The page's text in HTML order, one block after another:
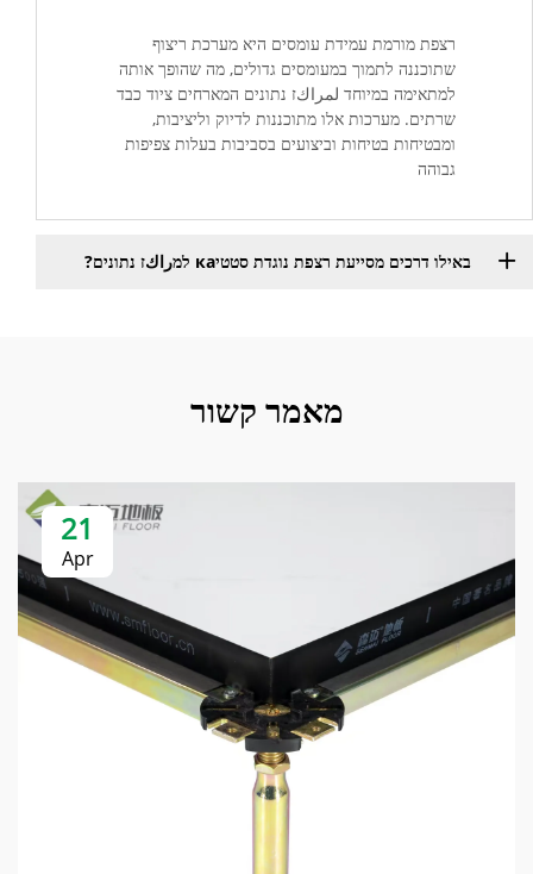
רצפת מורמת עמידת עומסים היא מערכת ריצוף
שתוכננה לתמוך במעומסים גדולים, מה שהופך אותה
למתאימה במיוחד لمراكז נתונים המארחים ציוד כבד
שרתים. מערכות אלו מתוכננות לדיוק וליציבות,
ומבטיחות בטיחות וביצועים בסביבות בעלות צפיפות
גבוהה
באילו דרכים מסייעת רצפת נוגדת סטטיка למراكז נתונים?
מאמר קשור
21
Apr